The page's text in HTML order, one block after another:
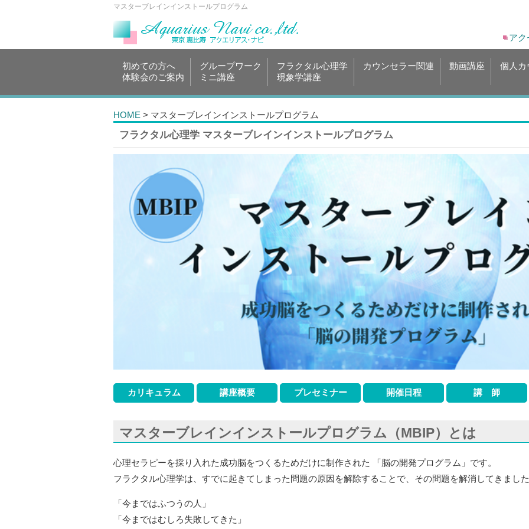
マスターブレインインストールプログラム
アク
初めての方へ
体験会のご案内
グループワーク
ミニ講座
フラクタル心理学
現象学講座
カウンセラー関連 動画講座 個人カ
HOME > マスターブレインインストールプログラム
フラクタル心理学 マスターブレインインストールプログラム
カリキュラム 講座概要 プレセミナー 開催日程 講 師
マスターブレインインストールプログラム（MBIP）とは
心理セラピーを採り入れた成功脳をつくるためだけに制作された 「脳の開発プログラム」です。
フラクタル心理学は、すでに起きてしまった問題の原因を解除することで、その問題を解消してきまし
「今まではふつうの人」
「今まではむしろ失敗してきた」